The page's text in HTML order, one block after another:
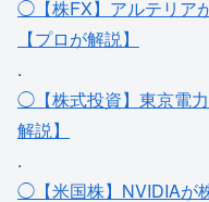
◯【株FX】アルテリア
【プロが解説】
.
◯【株式投資】東京電
解説】
.
◯【米国株】NVIDIAが